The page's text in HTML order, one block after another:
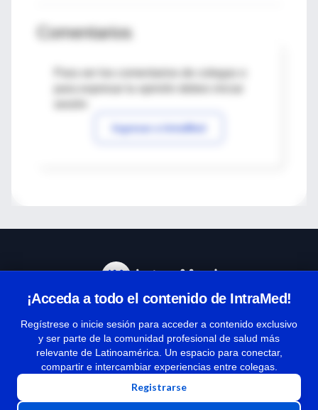
Comentarios
Para ver los comentarios de colegas o
Ingresar a IntraMed
¡Acceda a todo el contenido de IntraMed!
Regístrese o inicie sesión para acceder a contenido exclusivo
y ser parte de la comunidad profesional de salud más
relevante de Latinoamérica. Un espacio para conectar,
compartir e intercambiar experiencias entre colegas.
Registrarse
Términos y condiciones
| Políticas de privacidad
| Todos los derechos reservados | Copyright 1997-2026